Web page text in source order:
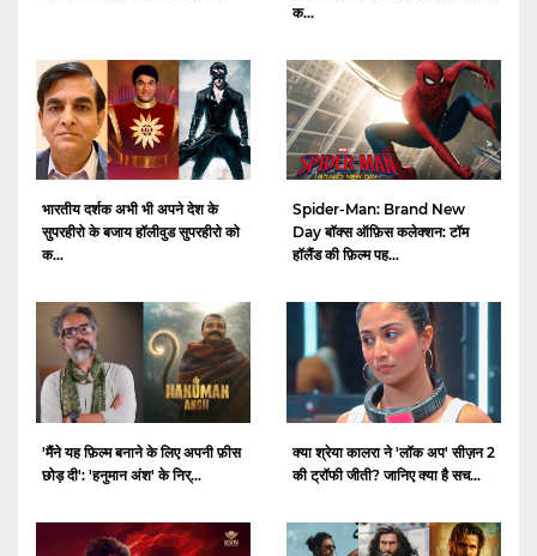
क...
भारतीय दर्शक अभी भी अपने देश के
सुपरहीरो के बजाय हॉलीवुड सुपरहीरो को
क...
Spider-Man: Brand New
Day बॉक्स ऑफ़िस कलेक्शन: टॉम
हॉलैंड की फ़िल्म पह...
'मैंने यह फ़िल्म बनाने के लिए अपनी फ़ीस
छोड़ दी': 'हनुमान अंश' के निर्...
क्या श्रेया कालरा ने 'लॉक अप' सीज़न 2
की ट्रॉफी जीती? जानिए क्या है सच...